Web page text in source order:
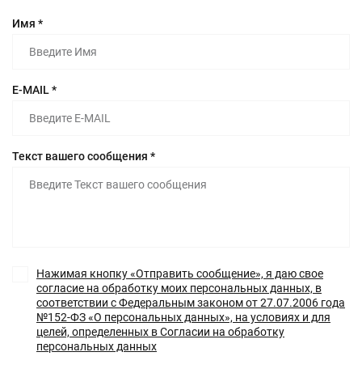
Имя *
E-MAIL *
Текст вашего сообщения *
Нажимая кнопку «Отправить сообщение», я даю свое
согласие на обработку моих персональных данных, в
соответствии с Федеральным законом от 27.07.2006 года
№152-ФЗ «О персональных данных», на условиях и для
целей, определенных в Согласии на обработку
персональных данных